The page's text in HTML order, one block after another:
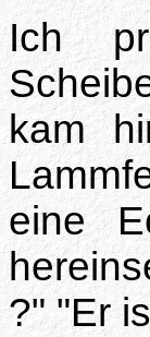
Ich
kam
eine
?" "Er